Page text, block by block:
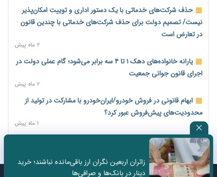
پایان شهریور ابلاغ شد
۱ روز پیش
مرحله سیزدهم کالابرگ در سایه تورم؛ قدرت خرید یارانه یک‌میلیونی
۱۴ مرداد؛ اولین «روز ملی کارفرما» در تقویم رسمی ایران/«روز ملی
کارفرما» چگونه به تقویم رسمی کشور رسید؟
۱ روز پیش
سکه در یک قدمی ۱۸۵ میلیون تومان
۲ روز پیش
حذف شرکت‌های خدماتی با یک دستور اداری و توییت امکان‌پذیر
نیست/ تصمیم دولت برای حذف شرکت‌های خدماتی با چندین قانون
در تعارض است
۲ ماه پیش
یارانه خانواده‌های دهک ۱ تا ۴ سه برابر می‌شود؛ گام عملی دولت در
اجرای قانون جوانی جمعیت
۲ ماه پیش
ابهام قانونی در فروش خودرو/ایران‌خودرو با مشارکت در تولید از
محدودیت‌های پیش‌فروش عبور کرد؟
۱ ماه پیش
سه نماد جدید اخزا در فرابورس پذیرش شد
ثبت نادرست عنوان شغلی، کارگر و کارفرما را با جریمه و شکایت
زائران اربعین نگران ارز باقی‌مانده نباشند؛ خرید
دینار در بانک‌ها و صرافی‌ها